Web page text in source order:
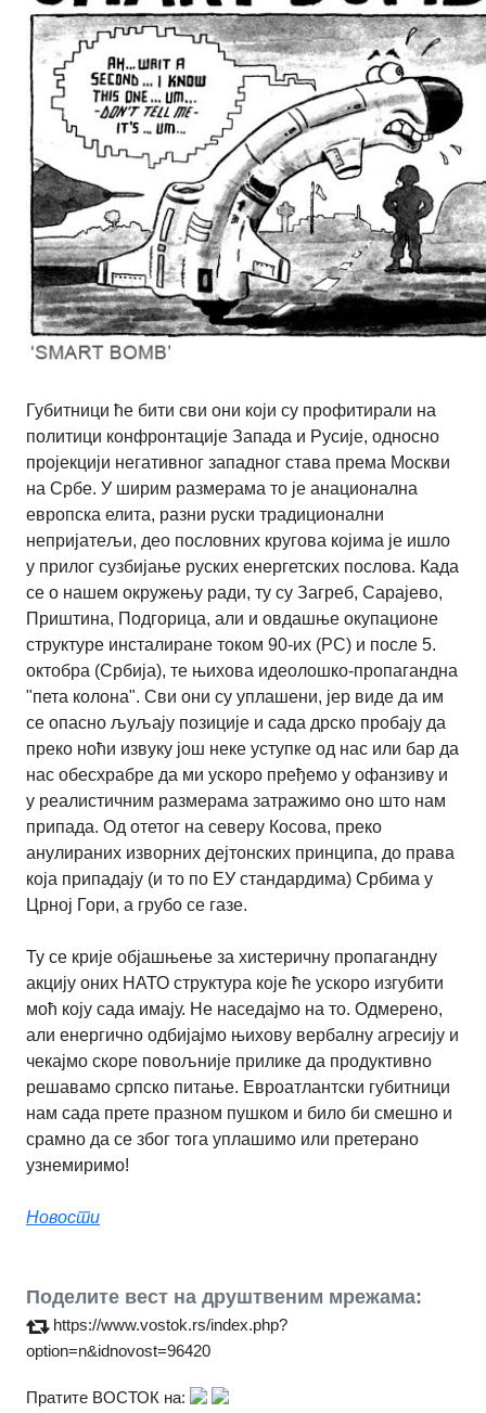
Губитници ће бити сви они који су профитирали на
политици конфронтације Запада и Русије, односно
пројекцији негативног западног става према Москви
на Србе. У ширим размерама то је анационална
европска елита, разни руски традиционални
непријатељи, део пословних кругова којима је ишло
у прилог сузбијање руских енергетских послова. Када
се о нашем окружењу ради, ту су Загреб, Сарајево,
Приштина, Подгорица, али и овдашње окупационе
структуре инсталиране током 90-их (РС) и после 5.
октобра (Србија), те њихова идеолошко-пропагандна
"пета колона". Сви они су уплашени, јер виде да им
се опасно љуљају позиције и сада дрско пробају да
преко ноћи извуку још неке уступке од нас или бар да
нас обесхрабре да ми ускоро пређемо у офанзиву и
у реалистичним размерама затражимо оно што нам
припада. Од отетог на северу Косова, преко
анулираних изворних дејтонских принципа, до права
која припадају (и то по ЕУ стандардима) Србима у
Црној Гори, а грубо се газе.
Ту се крије објашњење за хистеричну пропагандну
акцију оних НАТО структура које ће ускоро изгубити
моћ коју сада имају. Не наседајмо на то. Одмерено,
али енергично одбијајмо њихову вербалну агресију и
чекајмо скоре повољније прилике да продуктивно
решавамо српско питање. Евроатлантски губитници
нам сада прете празном пушком и било би смешно и
срамно да се због тога уплашимо или претерано
узнемиримо!
Новости
Поделите вест на друштвеним мрежама:
https://www.vostok.rs/index.php?
option=n&idnovost=96420
Пратите ВОСТОК на: